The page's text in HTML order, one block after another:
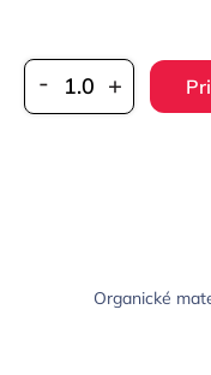
Organické